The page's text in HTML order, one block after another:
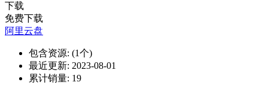
下载
免费下载
阿里云盘
包含资源: (1个)
最近更新: 2023-08-01
累计销量: 19